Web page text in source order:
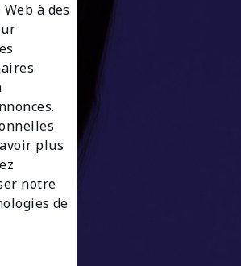
à des
plus
notre
de